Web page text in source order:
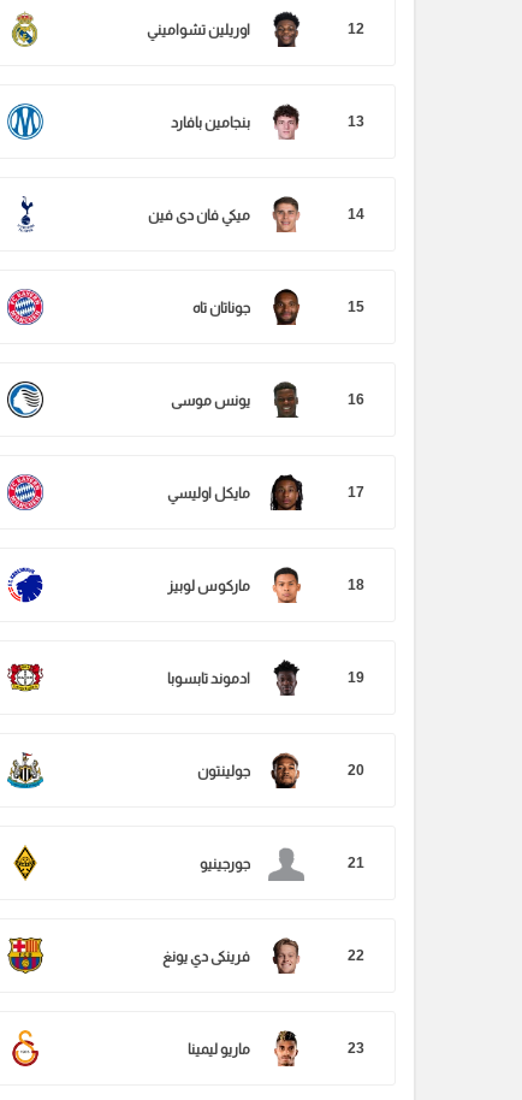
12 اوريلين تشواميني
13 بنجامين بافارد
14 ميكي فان دى فين
15 جوناتان تاه
16 يونس موسى
17 مايكل اوليسي
18 ماركوس لوبيز
19 ادموند تابسوبا
20 جولينتون
21 جورجينيو
22 فرينكى دي يونغ
23 ماريو ليمينا